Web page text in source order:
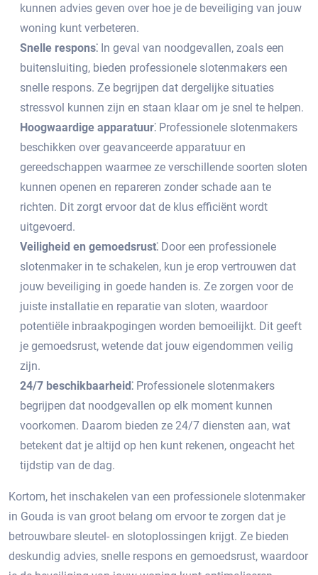
kunnen advies geven over hoe je de beveiliging van jouw
woning kunt verbeteren.​
Snelle respons⁚ In geval van noodgevallen, zoals een
buitensluiting, bieden professionele slotenmakers een
snelle respons.​ Ze begrijpen dat dergelijke situaties
stressvol kunnen zijn en staan klaar om je snel te helpen.
Hoogwaardige apparatuur⁚ Professionele slotenmakers
beschikken over geavanceerde apparatuur en
gereedschappen waarmee ze verschillende soorten sloten
kunnen openen en repareren zonder schade aan te
richten.​ Dit zorgt ervoor dat de klus efficiënt wordt
uitgevoerd.​
Veiligheid en gemoedsrust⁚ Door een professionele
slotenmaker in te schakelen, kun je erop vertrouwen dat
jouw beveiliging in goede handen is.​ Ze zorgen voor de
juiste installatie en reparatie van sloten, waardoor
potentiële inbraakpogingen worden bemoeilijkt.​ Dit geeft
je gemoedsrust, wetende dat jouw eigendommen veilig
zijn.​
24/7 beschikbaarheid⁚ Professionele slotenmakers
begrijpen dat noodgevallen op elk moment kunnen
voorkomen.​ Daarom bieden ze 24/7 diensten aan, wat
betekent dat je altijd op hen kunt rekenen, ongeacht het
tijdstip van de dag.​
Kortom, het inschakelen van een professionele slotenmaker
in Gouda is van groot belang om ervoor te zorgen dat je
betrouwbare sleutel- en slotoplossingen krijgt. Ze bieden
deskundig advies, snelle respons en gemoedsrust, waardoor